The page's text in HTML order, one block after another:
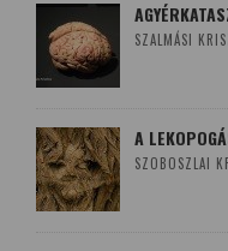
SZALMÁSI
A
SZOBOSZLAI